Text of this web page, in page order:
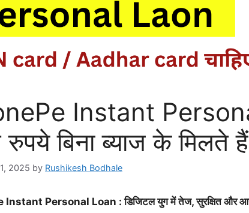
Instant
बिना ब्याज के मिलते हैं
2025 by Rushikesh Bodhale
Personal Loan : डिजिटल युग में तेज, सुरक्षित और आसान